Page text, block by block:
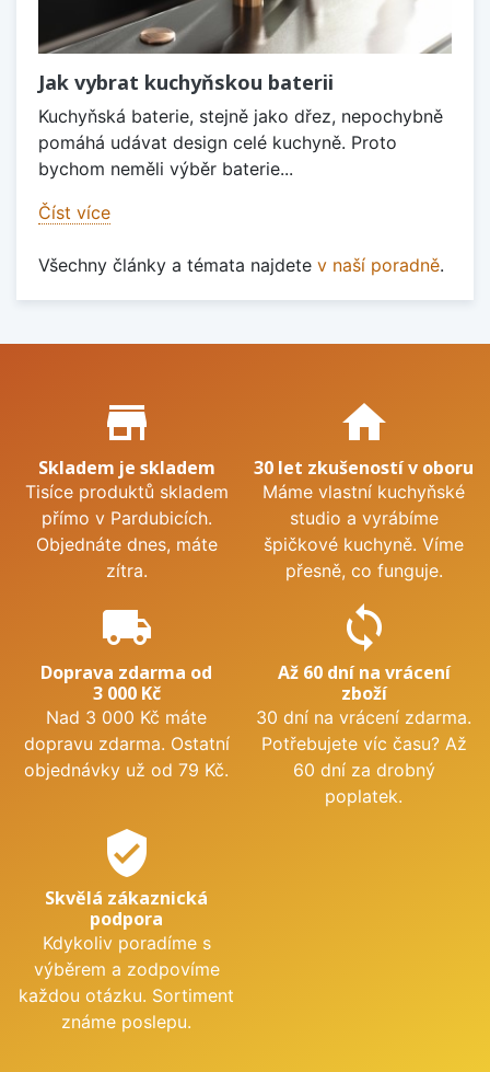
Jak vybrat kuchyňskou baterii
Kuchyňská baterie, stejně jako dřez, nepochybně
pomáhá udávat design celé kuchyně. Proto
bychom neměli výběr baterie...
Číst více
Všechny články a témata najdete v naší poradně.
Proč nakupovat u nás?
store_mall_directory
Skladem je skladem
Tisíce produktů skladem
přímo v Pardubicích.
Objednáte dnes, máte
zítra.
home
30 let zkušeností v oboru
Máme vlastní kuchyňské
studio a vyrábíme
špičkové kuchyně. Víme
přesně, co funguje.
local_shipping
Doprava zdarma od
3 000 Kč
Nad 3 000 Kč máte
dopravu zdarma. Ostatní
objednávky už od 79 Kč.
sync
Až 60 dní na vrácení
zboží
30 dní na vrácení zdarma.
Potřebujete víc času? Až
60 dní za drobný
poplatek.
verified_user
Skvělá zákaznická
podpora
Kdykoliv poradíme s
výběrem a zodpovíme
každou otázku. Sortiment
známe poslepu.